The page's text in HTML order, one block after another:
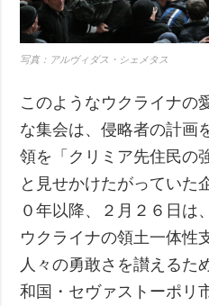
写真：アルヴィダス・シェメタス
このようなウクライナの
な集会は、侵略者の計画
領を「クリミア先住民の
と見せかけたがっていた
０年以降、２月２６日は
ウクライナの領土一体性
人々の勇敢さを讃えるた
和国・セヴァストーポリ